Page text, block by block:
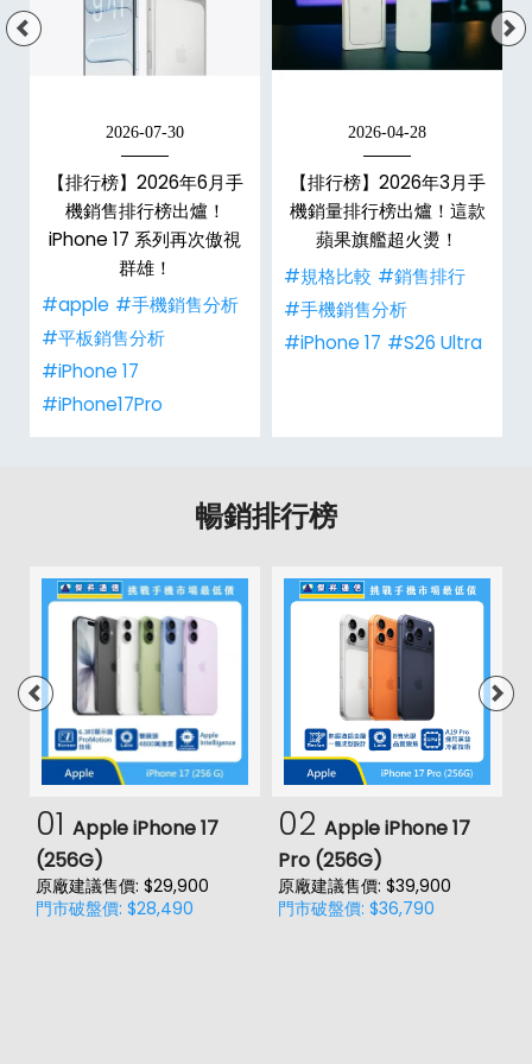
2026-07-30
【排行榜】2026年6月手
機銷售排行榜出爐！
iPhone 17 系列再次傲視
群雄！
#apple #手機銷售分析
#平板銷售分析
#iPhone 17
#iPhone17Pro
2026-04-28
【排行榜】2026年3月手
機銷量排行榜出爐！這款
蘋果旗艦超火燙！
#規格比較 #銷售排行
#手機銷售分析
#iPhone 17 #S26 Ultra
暢銷排行榜
01 Apple iPhone 17
(256G)
原廠建議售價: $29,900
門市破盤價: $28,490
02 Apple iPhone 17
Pro (256G)
原廠建議售價: $39,900
門市破盤價: $36,790